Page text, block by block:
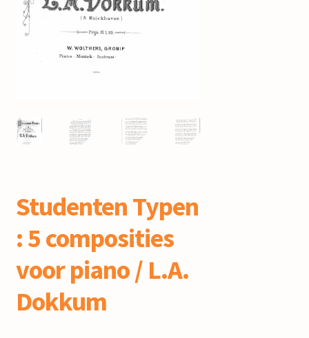
mijn account
Studenten Typen
: 5 composities
voor piano / L.A.
Dokkum